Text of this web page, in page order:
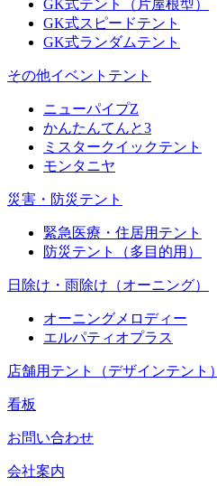
GK式テント（片屋根型）
GK式スピードテント
GK式ランダムテント
その他イベントテント
ニューパイプZ
かんたんてんと3
ミスタークイックテント
モンタニヤ
災害・防災テント
緊急医療・住居用テント
防災テント（多目的用）
日除け・雨除け（オーニング）
オーニングメロディー
エルパティオプラス
店舗用テント（デザインテント）
看板
お問い合わせ
会社案内